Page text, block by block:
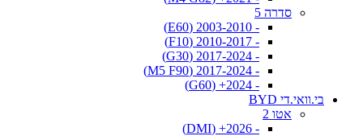
סדרה 5
- 2003-2010 (E60)
- 2010-2017 (F10)
- 2017-2024 (G30)
- 2017-2024 (M5 F90)
- 2024+ (G60)
בי.וואי.די BYD
אטו 2
- 2026+ (DMI)